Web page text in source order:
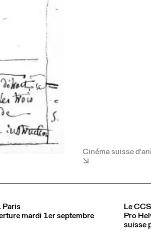
Cinéma suisse
Paris
mardi 1er septembre
Le
Pro
suisse